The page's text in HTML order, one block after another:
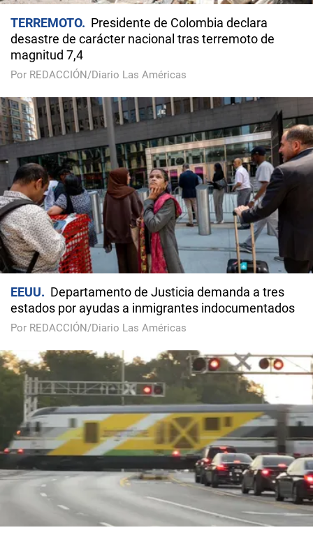
TERREMOTO
Presidente de Colombia declara
desastre de carácter nacional tras terremoto de
magnitud 7,4
Por REDACCIÓN/Diario Las Américas
EEUU
Departamento de Justicia demanda a tres
estados por ayudas a inmigrantes indocumentados
Por REDACCIÓN/Diario Las Américas